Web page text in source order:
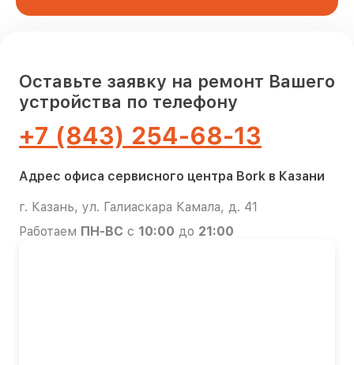
Оставьте заявку на ремонт Вашего
устройства по телефону
+7 (843) 254-68-13
Адрес офиса сервисного центра Bork в Казани
г. Казань, ул. Галиаскара Камала, д. 41
Работаем ПН-ВС с 10:00 до 21:00